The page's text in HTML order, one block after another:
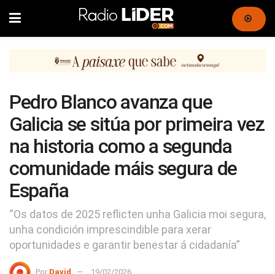
Pedro Blanco avanza que
Galicia se sitúa por primeira vez
na historia como a segunda
comunidade máis segura de
España
“Os datos de 2025 reflicten unha Galicia moi segura,
unha condición imprescindible para xerar
oportunidades e garantir benestar á cidadanía”
Por David 19/02/2026